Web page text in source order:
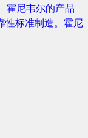
霍尼韦尔的产品
性标准制造。霍尼